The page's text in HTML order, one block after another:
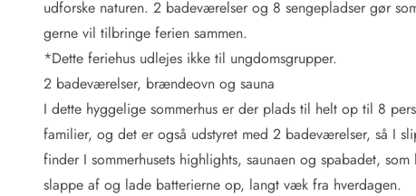
Lejebetingelser
Vejret i Danmark
Sæsontider
Baderegler
Naturbeskyttelse
Webcam
Fotokonkurrence
udforske naturen. 2 badeværelser og 8 sengepladser gør
gerne vil tilbringe ferien sammen.
*Dette feriehus udlejes ikke til ungdomsgrupper.
2 badeværelser, brændeovn og sauna
I dette hyggelige sommerhus er der plads til helt op til 8
familier, og det er også udstyret med 2 badeværelser, så I
finder I sommerhusets highlights, saunaen og spabadet,
slappe af og lade batterierne op, langt væk fra hverdagen.